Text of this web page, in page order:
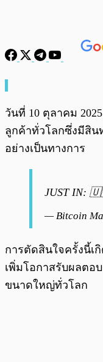
วันที่ 10 ตุลาคม
ลูกค้าทั่วโลกซึ่งมีสิน
อย่างเป็นทางการ
JUST IN:
— Bitcoin
การตัดสินใจครั้งนี้เ
เพิ่มโอกาสรับผลตอ
ขนาดใหญ่ทั่วโลก